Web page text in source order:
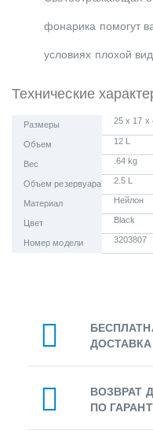
фонарика помогут
условиях плохой
Технические
Размеры 25 x 17 x
Объем 12 L
Вес .64 kg
Объем резервуара 2.5 L
Материал Нейлон
Цвет Black
Номер модели 3203807
ДОСТАВКА
ВОЗВРАТ
ПО